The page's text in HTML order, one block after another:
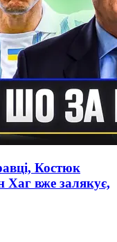
Костюк
Хаг вже залякує,